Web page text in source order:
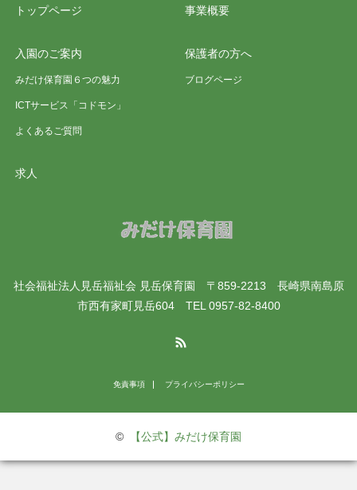
トップページ 事業概要
入園のご案内
みだけ保育園６つの魅力
ICTサービス「コドモン」
よくあるご質問
保護者の方へ
ブログページ
求人
社会福祉法人見岳福祉会 見岳保育園 〒859-2213 長崎県南島原
市西有家町見岳604 TEL 0957-82-8400
免責事項 プライバシーポリシー
© 【公式】みだけ保育園